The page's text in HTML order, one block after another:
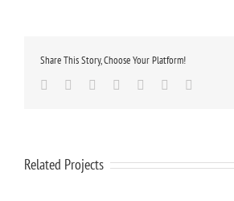
Share This Story, Choose Your Platform!
Facebook
TwitterLinkedinGoogle+
TumblrPinterest
Related Projects